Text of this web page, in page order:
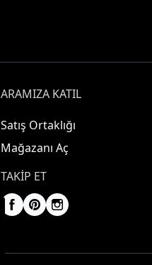
ARAMIZA KATIL
Satış Ortaklığı
Mağazanı Aç
TAKIP ET